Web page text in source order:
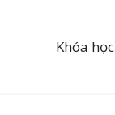
Khóa học